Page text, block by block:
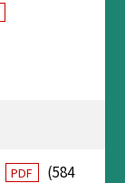
PDF
(584